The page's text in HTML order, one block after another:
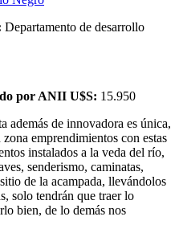
Departamento de desarrollo
por ANII U$S: 15.950
además de innovadora es única,
emprendimientos con estas
instalados a la veda del río,
senderismo, caminatas,
de la acampada, llevándolos
solo tendrán que traer lo
bien, de lo demás nos